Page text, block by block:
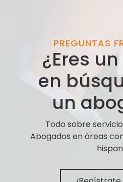
PREGUNTAS
¿Eres
en
un
Todo sobre
Abogados en áreas